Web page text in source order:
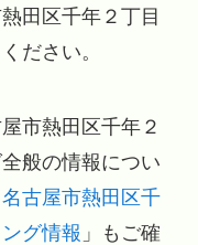
田区千年２丁目
ださい。
市熱田区千年２
般の情報につい
名古屋市熱田区千
グ情報 」もご確